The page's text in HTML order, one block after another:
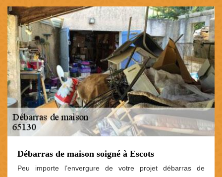
Débarras de maison soigné à Escots
Peu importe l’envergure de votre projet débarras de